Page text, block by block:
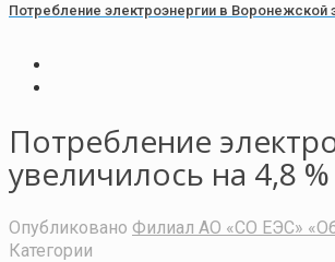
Потребление электроэнергии в Воронежской
Потребление
увеличилось на 4,8
Опубликовано Филиал АО «СО ЕЭС»
Категории